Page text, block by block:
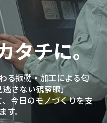
せ
報
タチに。
る振動・加工による匂
さない観察眼」
今日のモノづくりを支
す。